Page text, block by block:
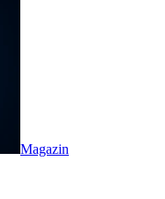
Magazin